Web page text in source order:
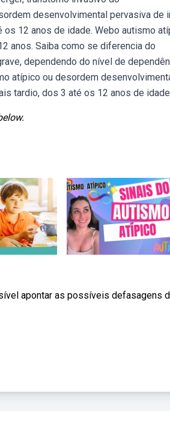
desenvolvimental pervasiva de
12 anos de idade. Webo autismo
anos. Saiba como se diferencia do
dependendo do nível de
atípico ou desordem
tardio, dos 3 até os 12 anos de
apontar as possíveis defasagens